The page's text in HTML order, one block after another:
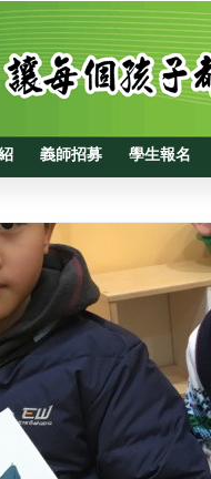
義師招募 學生報名